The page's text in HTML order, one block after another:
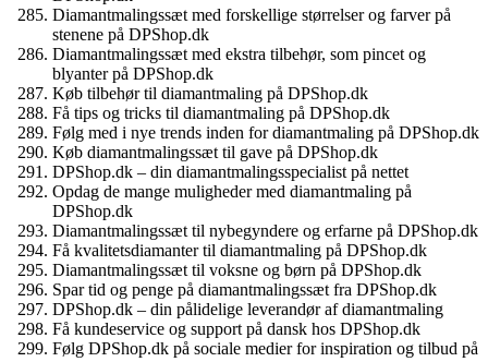
Diamantmalingssæt med forskellige størrelser og farver på
stenene på DPShop.dk
Diamantmalingssæt med ekstra tilbehør, som pincet og
blyanter på DPShop.dk
Køb tilbehør til diamantmaling på DPShop.dk
Få tips og tricks til diamantmaling på DPShop.dk
Følg med i nye trends inden for diamantmaling på DPShop.dk
Køb diamantmalingssæt til gave på DPShop.dk
DPShop.dk – din diamantmalingsspecialist på nettet
Opdag de mange muligheder med diamantmaling på
DPShop.dk
Diamantmalingssæt til nybegyndere og erfarne på DPShop.dk
Få kvalitetsdiamanter til diamantmaling på DPShop.dk
Diamantmalingssæt til voksne og børn på DPShop.dk
Spar tid og penge på diamantmalingssæt fra DPShop.dk
DPShop.dk – din pålidelige leverandør af diamantmaling
Få kundeservice og support på dansk hos DPShop.dk
Følg DPShop.dk på sociale medier for inspiration og tilbud på